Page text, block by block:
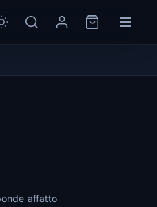
affatto